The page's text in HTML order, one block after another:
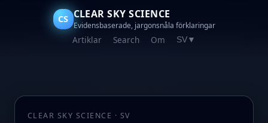
CS CLEAR SKY SCIENCE
Evidensbaserade, jargonsnåla förklaringar
Artiklar Search Om SV ▼
CLEAR SKY SCIENCE · SV